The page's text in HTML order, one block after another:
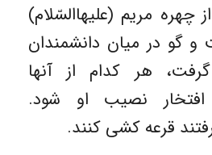
مریم (علیهاالسّلام)
گو در میان دانشمندان
گرفت، هر کدام از آنها
نصیب او شود.
قرعه کشی کنند.